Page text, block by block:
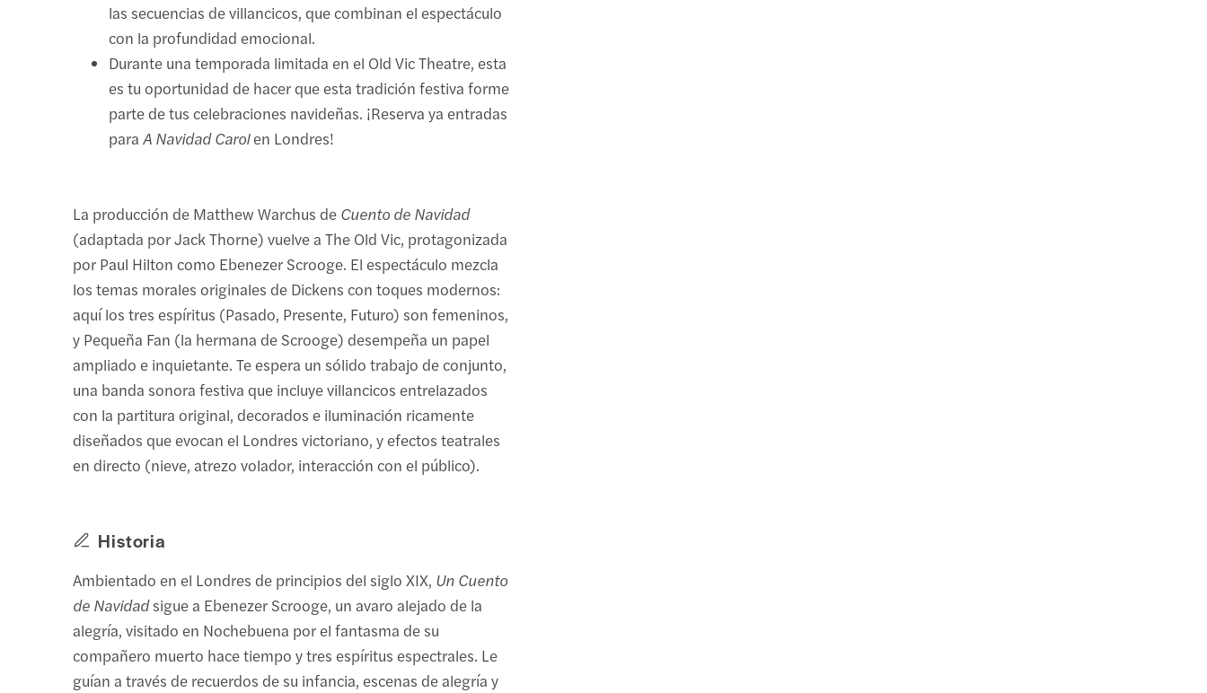
las secuencias de villancicos, que combinan el espectáculo
con la profundidad emocional.
Durante una temporada limitada en el Old Vic Theatre, esta
es tu oportunidad de hacer que esta tradición festiva forme
parte de tus celebraciones navideñas. ¡Reserva ya entradas
paraA Navidad Carolen Londres!
La producción de Matthew Warchus de Cuento de Navidad
(adaptada por Jack Thorne) vuelve a The Old Vic, protagonizada
por Paul Hilton como Ebenezer Scrooge. El espectáculo mezcla
los temas morales originales de Dickens con toques modernos:
aquí los tres espíritus (Pasado, Presente, Futuro) son femeninos,
y Pequeña Fan (la hermana de Scrooge) desempeña un papel
ampliado e inquietante. Te espera un sólido trabajo de conjunto,
una banda sonora festiva que incluye villancicos entrelazados
con la partitura original, decorados e iluminación ricamente
diseñados que evocan el Londres victoriano, y efectos teatrales
en directo (nieve, atrezo volador, interacción con el público).
Historia
Ambientado en el Londres de principios del siglo XIX, Un Cuento
de Navidadsigue a Ebenezer Scrooge, un avaro alejado de la
alegría, visitado en Nochebuena por el fantasma de su
compañero muerto hace tiempo y tres espíritus espectrales. Le
guían a través de recuerdos de su infancia, escenas de alegría y